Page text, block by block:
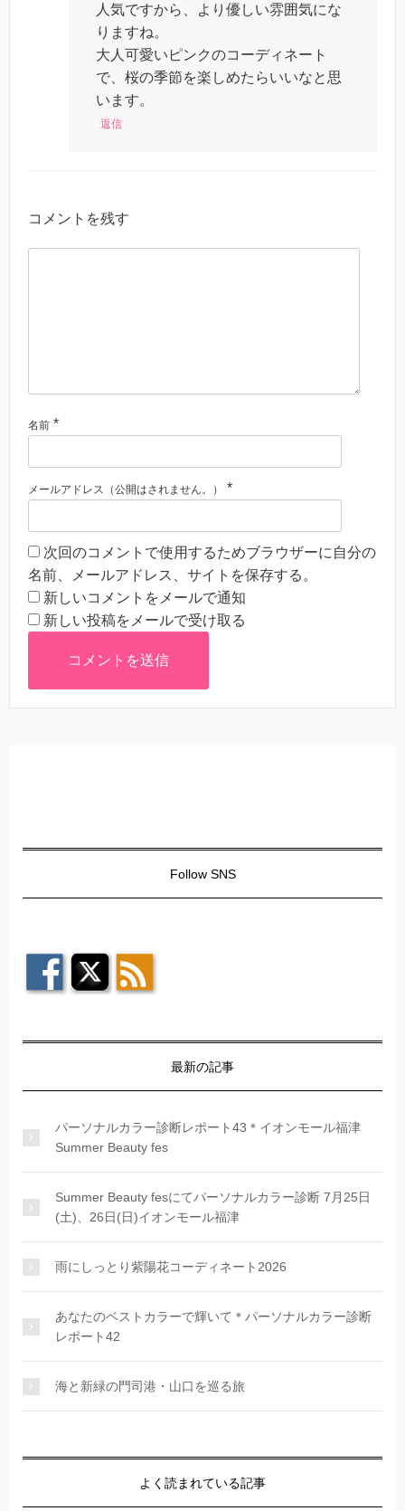
人気ですから、より優しい雰囲気にな
りますね。
大人可愛いピンクのコーディネート
で、桜の季節を楽しめたらいいなと思
います。
返信
コメントを残す
名前 *
メールアドレス（公開はされません。） *
次回のコメントで使用するためブラウザーに自分の
名前、メールアドレス、サイトを保存する。
新しいコメントをメールで通知
新しい投稿をメールで受け取る
Follow SNS
最新の記事
パーソナルカラー診断レポート43＊イオンモール福津
Summer Beauty fes
Summer Beauty fesにてパーソナルカラー診断 7月25日
(土)、26日(日)イオンモール福津
雨にしっとり紫陽花コーディネート2026
あなたのベストカラーで輝いて＊パーソナルカラー診断
レポート42
海と新緑の門司港・山口を巡る旅
よく読まれている記事